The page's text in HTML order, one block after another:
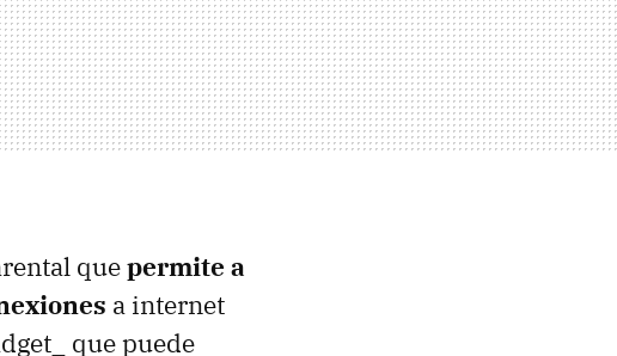
quepermite a
a internet
que puede